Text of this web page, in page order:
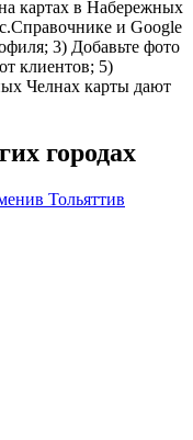
картах в Набережных
и Google
3) Добавьте фото
клиентов; 5)
Челнах карты дают
городах
в Тольяттив